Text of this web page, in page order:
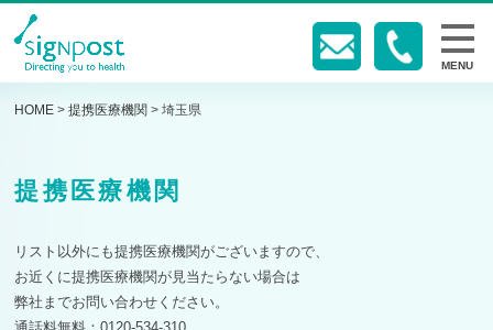
MENU
HOME >提携医療機関 >埼玉県
提携医療機関
リスト以外にも提携医療機関がございますので、
お近くに提携医療機関が見当たらない場合は
弊社までお問い合わせください。